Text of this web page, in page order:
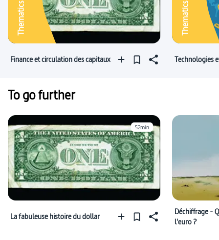
Thematics
Finance et circulation des capitaux
Thematics
Technologies
To go further
52min
La fabuleuse histoire du dollar
Déchiffrage -
l'euro ?